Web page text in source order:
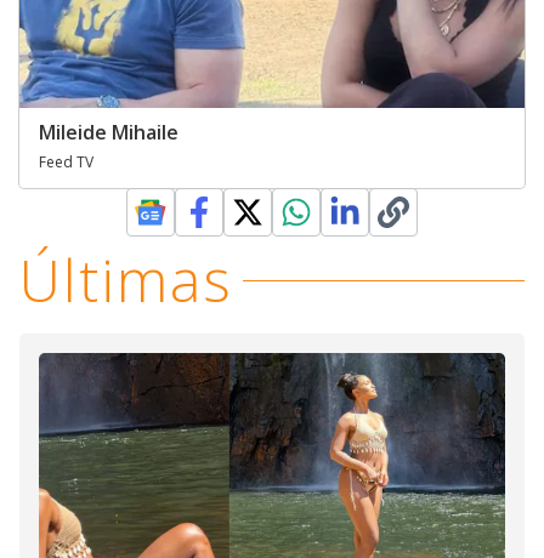
Mileide Mihaile
Feed TV
Últimas